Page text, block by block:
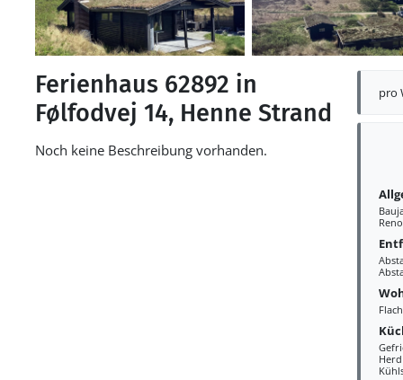
pro
Herd
Ferienhaus 62892 in
Følfodvej 14, Henne Strand
Noch keine Beschreibung vorhanden.